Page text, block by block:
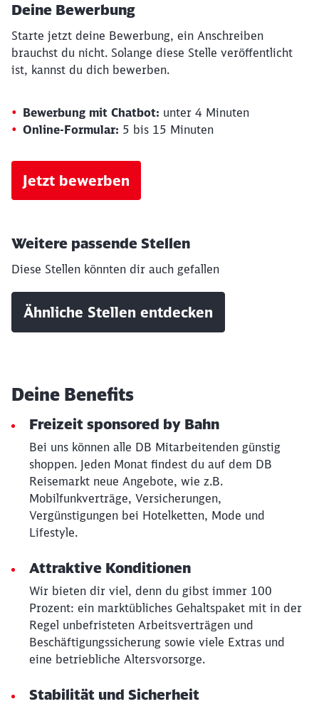
Deine Bewerbung
Starte jetzt deine Bewerbung, ein Anschreiben
brauchst du nicht. Solange diese Stelle veröffentlicht
ist, kannst du dich bewerben.
Bewerbung mit Chatbot: unter 4 Minuten
Online-Formular: 5 bis 15 Minuten
Jetzt bewerben
Weitere passende Stellen
Diese Stellen könnten dir auch gefallen
Ähnliche Stellen entdecken
Deine Benefits
Freizeit sponsored by Bahn
Bei uns können alle DB Mitarbeitenden günstig
shoppen. Jeden Monat findest du auf dem DB
Reisemarkt neue Angebote, wie z.B.
Mobilfunkverträge, Versicherungen,
Vergünstigungen bei Hotelketten, Mode und
Lifestyle.
Attraktive Konditionen
Wir bieten dir viel, denn du gibst immer 100
Prozent: ein marktübliches Gehaltspaket mit in der
Regel unbefristeten Arbeitsverträgen und
Beschäftigungssicherung sowie viele Extras und
eine betriebliche Altersvorsorge.
Stabilität und Sicherheit
Möchten Sie zuweitergeleitet